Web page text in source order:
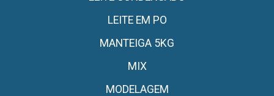
LEITE EM PO
MANTEIGA 5KG
MIX
MODELAGEM